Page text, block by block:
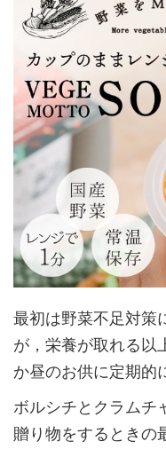
最初は野菜不足対策
が，栄養が取れる以
か昼のお供に定期的
ボルシチとクラムチ
贈り物をするときの